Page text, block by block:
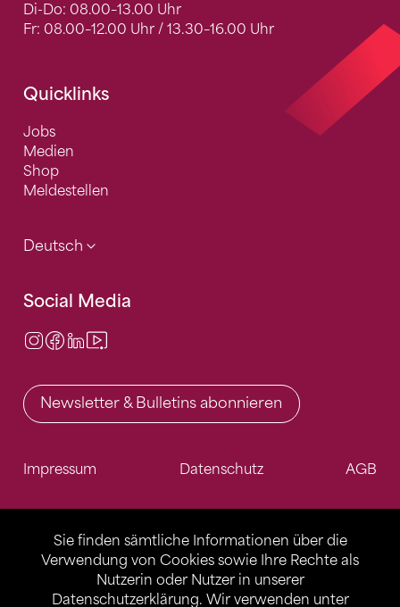
Sie finden sämtliche Informationen über die
Verwendung von Cookies sowie Ihre Rechte als
Nutzerin oder Nutzer in unserer
Datenschutzerklärung. Wir verwenden unter
Di-Do: 08.00–13.00 Uhr
Fr: 08.00–12.00 Uhr / 13.30–16.00 Uhr
Quicklinks
Jobs
Medien
Shop
Meldestellen
Deutsch
Social Media
Instagram
Facebook
LinkedIn
Newsletter & Bulletins abonnieren
Impressum Datenschutz AGB